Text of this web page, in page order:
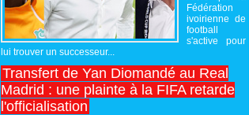
Fédération
ivoirienne de
football
s'active pour
lui trouver un successeur...
Transfert de Yan Diomandé au Real
Madrid : une plainte à la FIFA retarde
l'officialisation